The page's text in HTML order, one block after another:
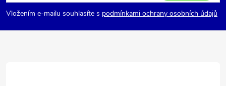
p
a
Vložením e-mailu souhlasíte s podmínkami ochrany osobních údajů